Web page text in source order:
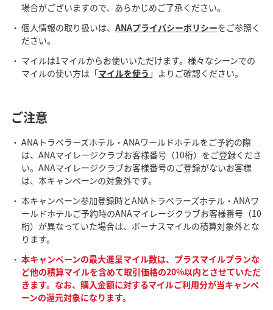
場合がございますので、あらかじめご了承ください。
個人情報の取り扱いは、 ANAプライバシーポリシーをご参照く
ださい。
マイルは1マイルからお使いいただけます。様々なシーンでの
マイルの使い方は「マイルを使う 」よりご確認ください。
ご注意
ANAトラベラーズホテル・ANAワールドホテルをご予約の際
は、ANAマイレージクラブお客様番号（10桁）をご登録くださ
い。ANAマイレージクラブお客様番号のご登録がないお客様
は、本キャンペーンの対象外です。
本キャンペーン参加登録時とANAトラベラーズホテル・ANAワ
ールドホテルご予約時のANAマイレージクラブお客様番号（10
桁）が異なっていた場合は、ボーナスマイルの積算対象外とな
ります。
本キャンペーンの最大進呈マイル数は、プラスマイルプランな
ど他の積算マイルを含めて取引価格の20%以内とさせていただ
きます。なお、購入金額に対するマイルご利用分が当キャンペ
ーンの還元対象になります。